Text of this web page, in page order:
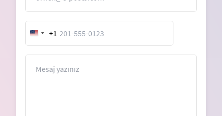
United
States
+1